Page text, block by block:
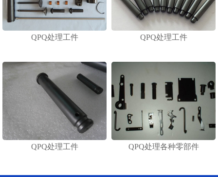
QPQ处理工件 QPQ处理工件
QPQ处理工件 QPQ处理各种零部件